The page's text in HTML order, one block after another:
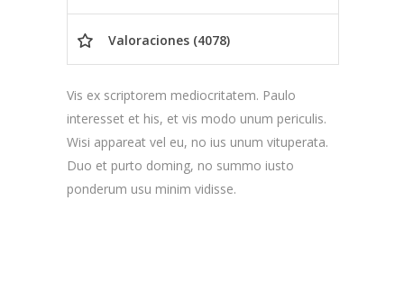
Valoraciones (4078)
Vis ex scriptorem mediocritatem. Paulo
interesset et his, et vis modo unum periculis.
Wisi appareat vel eu, no ius unum vituperata.
Duo et purto doming, no summo iusto
ponderum usu minim vidisse.